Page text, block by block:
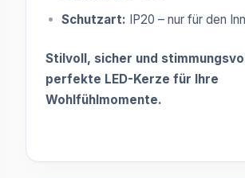
Schutzart: IP20 – nur für den
Stilvoll, sicher und
perfekte LED-Kerze für Ihre
Wohlfühlmomente.